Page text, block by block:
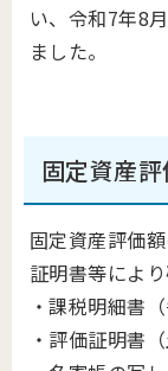
い、令和7年8
ました。
固定資産
固定資産評価
証明書等により
・課税明細書
・評価証明書